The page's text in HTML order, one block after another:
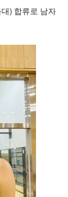
) 합류로 남자